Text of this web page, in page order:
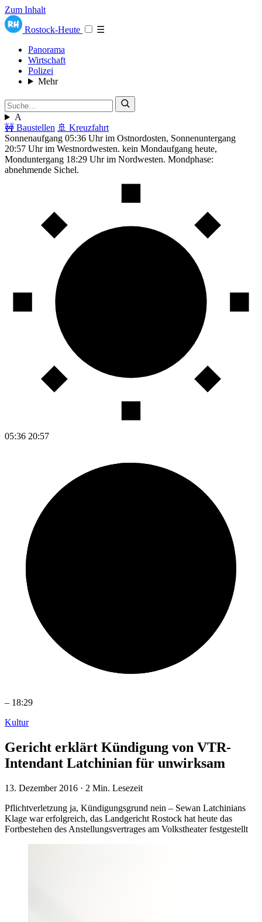
Zum Inhalt
Rostock-Heute
☰
Panorama
Wirtschaft
Polizei
Mehr
A
🚧 Baustellen 🚢 Kreuzfahrt
Sonnenaufgang 05:36 Uhr im Ostnordosten, Sonnenuntergang
20:57 Uhr im Westnordwesten. kein Mondaufgang heute,
Monduntergang 18:29 Uhr im Nordwesten. Mondphase:
abnehmende Sichel.
05:36 20:57
– 18:29
Kultur
Gericht erklärt Kündigung von VTR-
Intendant Latchinian für unwirksam
13. Dezember 2016 · 2 Min. Lesezeit
Pflichtverletzung ja, Kündigungsgrund nein – Sewan Latchinians
Klage war erfolgreich, das Landgericht Rostock hat heute das
Fortbestehen des Anstellungsvertrages am Volkstheater festgestellt